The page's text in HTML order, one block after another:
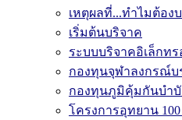
เหตุผลที่...ทำไมต้อง
เริ่มต้นบริจาค
ระบบบริจาคอิเล็กท
กองทุนจุฬาลงกรณ์
กองทุนภูมิคุ้มกันบำบั
โครงการอุทยาน